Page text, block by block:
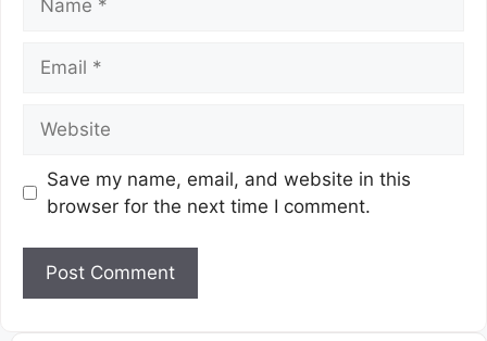
Save my name, email, and website in this
browser for the next time I comment.